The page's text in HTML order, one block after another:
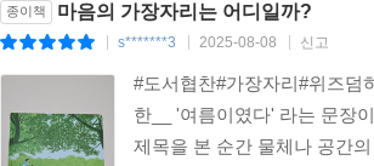
종이책 마음의 가장자리는 어디일까?
s*******3 2025-08-08 신고
#도서협찬#가장자리#위즈덤
한__ '여름이였다' 라는 문장
제목을 본 순간 물체나 공간